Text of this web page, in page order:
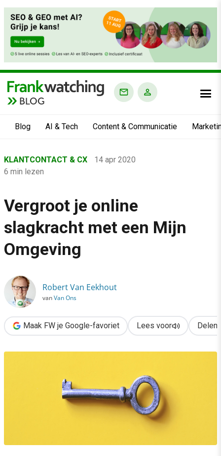
BLOG
Blog AI & Tech Content & Communicatie
›
Klantcontact & CX
›
Vergroot je online slagkracht met een Mijn Omgeving
KLANTCONTACT & CX
14 apr 2020
6 min lezen
Vergroot je online
slagkracht met een Mijn
Omgeving
Robert Van Eekhout
vanVan Ons
Maak FW je Google-favoriet Lees voor Delen